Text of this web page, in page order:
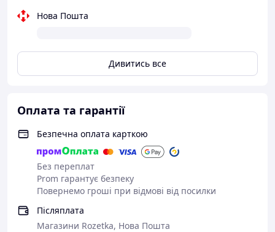
Нова Пошта
Дивитись все
Оплата та гарантії
Безпечна оплата карткою
Без переплат
Prom гарантує безпеку
Повернемо гроші при відмові від посилки
Післяплата
Магазини Rozetka, Нова Пошта